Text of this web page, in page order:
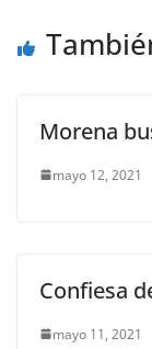
o
Morena
mayo 12, 2021
Confiesa
mayo 11, 2021